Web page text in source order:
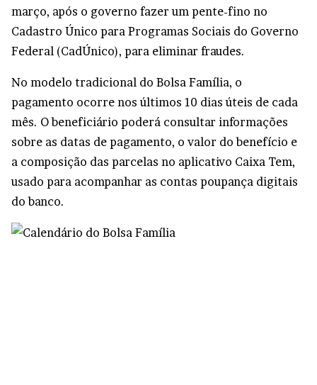
março, após o governo fazer um pente-fino no
Cadastro Único para Programas Sociais do Governo
Federal (CadÚnico), para eliminar fraudes.
No modelo tradicional do Bolsa Família, o
pagamento ocorre nos últimos 10 dias úteis de cada
mês. O beneficiário poderá consultar informações
sobre as datas de pagamento, o valor do benefício e
a composição das parcelas no aplicativo Caixa Tem,
usado para acompanhar as contas poupança digitais
do banco.